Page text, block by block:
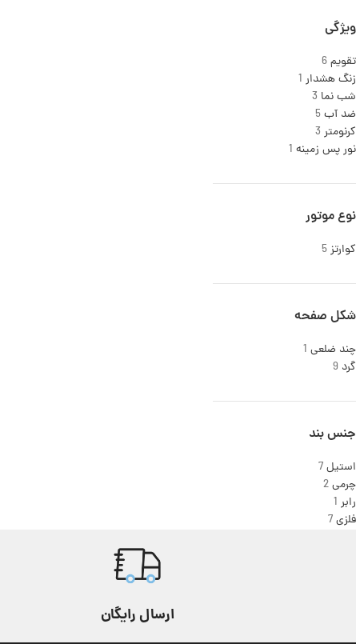
ویژگی
تقویم6
زنگ هشدار 1
شب‌ نما 3
ضد آب5
کرنومتر 3
نور پس زمینه 1
نوع موتور
کوارتز5
شکل صفحه
چند ضلعی 1
گرد 9
جنس بند
استیل7
چرمی2
رابر 1
فلزی7
ارسال رایگان